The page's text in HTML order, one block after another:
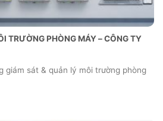
TRƯỜNG PHÒNG MÁY – CÔNG TY
giám sát & quản lý môi trường phòng